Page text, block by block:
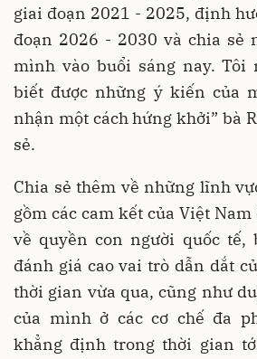
giai đoạn 2021 - 2025, định
đoạn 2026 - 2030 và chia sẻ
mình vào buổi sáng nay.
biết được những ý kiến của
nhận một cách hứng khởi” bà
sẻ.
Chia sẻ thêm về những lĩnh
gồm các cam kết của Việt
về quyền con người quốc tế,
đánh giá cao vai trò dẫn dắt
thời gian vừa qua, cũng như
của mình ở các cơ chế đa
khẳng định trong thời gian